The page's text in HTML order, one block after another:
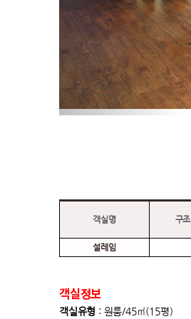
객실정보
객실유형 : 원룸/45㎡(15평)